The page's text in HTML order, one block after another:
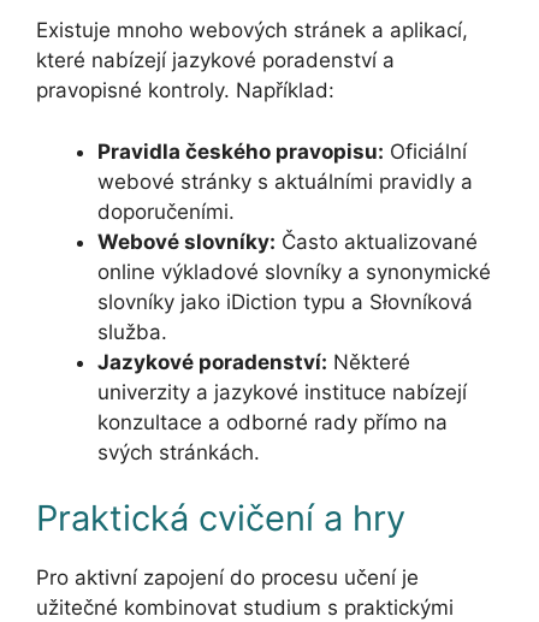
Existuje mnoho webových stránek a aplikací,
které nabízejí jazykové poradenství a
pravopisné kontroly. Například:
Pravidla českého pravopisu: Oficiální
webové stránky s aktuálními pravidly a
doporučeními.
Webové slovníky: Často aktualizované
online výkladové slovníky a synonymické
slovníky jako iDiction typu a Słovníková
služba.
Jazykové poradenství: Některé
univerzity a jazykové instituce nabízejí
konzultace a odborné rady přímo na
svých stránkách.
Praktická cvičení a hry
Pro aktivní zapojení do procesu učení je
užitečné kombinovat studium s praktickými